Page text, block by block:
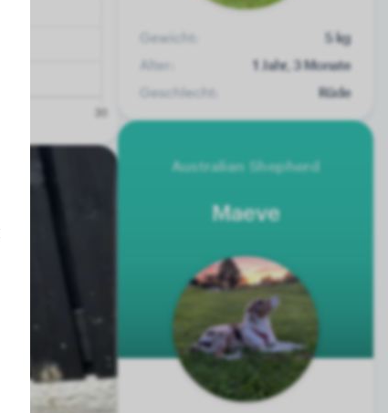
Gewicht:
5 kg
Alter:
1 Jahr, 3 Monate
Geschlecht:
Rüde
Australian Shepherd
Maeve